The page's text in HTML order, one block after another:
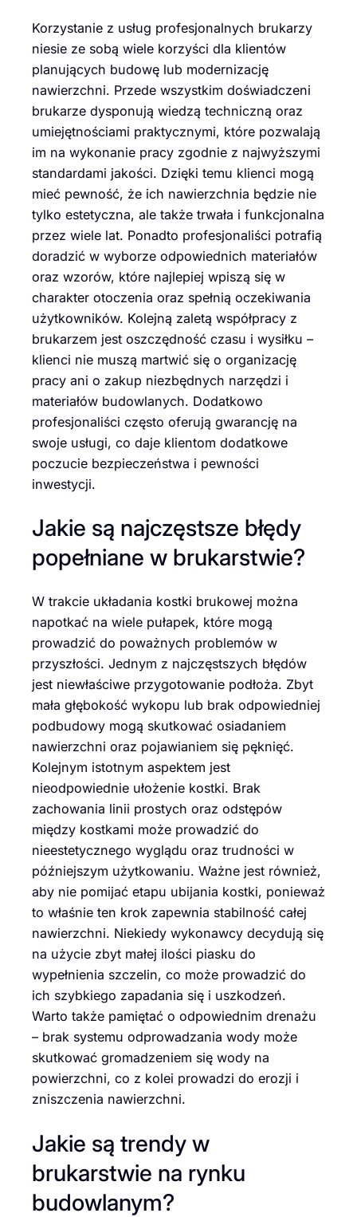
Korzystanie z usług profesjonalnych brukarzy
niesie ze sobą wiele korzyści dla klientów
planujących budowę lub modernizację
nawierzchni. Przede wszystkim doświadczeni
brukarze dysponują wiedzą techniczną oraz
umiejętnościami praktycznymi, które pozwalają
im na wykonanie pracy zgodnie z najwyższymi
standardami jakości. Dzięki temu klienci mogą
mieć pewność, że ich nawierzchnia będzie nie
tylko estetyczna, ale także trwała i funkcjonalna
przez wiele lat. Ponadto profesjonaliści potrafią
doradzić w wyborze odpowiednich materiałów
oraz wzorów, które najlepiej wpiszą się w
charakter otoczenia oraz spełnią oczekiwania
użytkowników. Kolejną zaletą współpracy z
brukarzem jest oszczędność czasu i wysiłku –
klienci nie muszą martwić się o organizację
pracy ani o zakup niezbędnych narzędzi i
materiałów budowlanych. Dodatkowo
profesjonaliści często oferują gwarancję na
swoje usługi, co daje klientom dodatkowe
poczucie bezpieczeństwa i pewności
inwestycji.
Jakie są najczęstsze błędy
popełniane w brukarstwie?
W trakcie układania kostki brukowej można
napotkać na wiele pułapek, które mogą
prowadzić do poważnych problemów w
przyszłości. Jednym z najczęstszych błędów
jest niewłaściwe przygotowanie podłoża. Zbyt
mała głębokość wykopu lub brak odpowiedniej
podbudowy mogą skutkować osiadaniem
nawierzchni oraz pojawianiem się pęknięć.
Kolejnym istotnym aspektem jest
nieodpowiednie ułożenie kostki. Brak
zachowania linii prostych oraz odstępów
między kostkami może prowadzić do
nieestetycznego wyglądu oraz trudności w
późniejszym użytkowaniu. Ważne jest również,
aby nie pomijać etapu ubijania kostki, ponieważ
to właśnie ten krok zapewnia stabilność całej
nawierzchni. Niekiedy wykonawcy decydują się
na użycie zbyt małej ilości piasku do
wypełnienia szczelin, co może prowadzić do
ich szybkiego zapadania się i uszkodzeń.
Warto także pamiętać o odpowiednim drenażu
– brak systemu odprowadzania wody może
skutkować gromadzeniem się wody na
powierzchni, co z kolei prowadzi do erozji i
zniszczenia nawierzchni.
Jakie są trendy w
brukarstwie na rynku
budowlanym?